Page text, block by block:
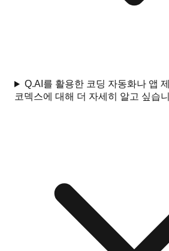
Q.AI를 활용한 코딩 자동화나 앱
코덱스에 대해 더 자세히 알고 싶습